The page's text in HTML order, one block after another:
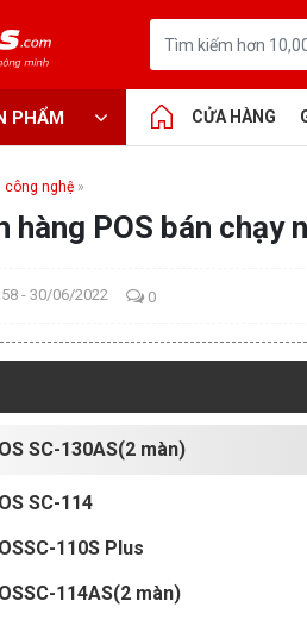
PHẨM CỬA HÀNG
công nghệ »
hàng POS bán chạy
- 30/06/2022 0
SC-130AS(2 màn)
SC-114
110S Plus
114AS(2 màn)